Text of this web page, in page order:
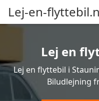
Lej-en-
Lej en
Lej en flyttebil i
Biludlejning